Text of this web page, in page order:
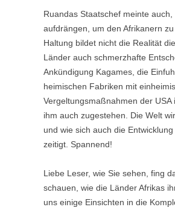
Ruandas Staatschef meinte
aufdrängen, um den Afrikanern
Haltung bildet nicht die Realität
Länder auch schmerzhafte
Ankündigung Kagames, die
heimischen Fabriken mit
Vergeltungsmaßnahmen der
ihm auch zugestehen. Die Welt
und wie sich auch die
zeitigt. Spannend!
Liebe Leser, wie Sie sehen, fing
schauen, wie die Länder Afrikas
uns einige Einsichten in die